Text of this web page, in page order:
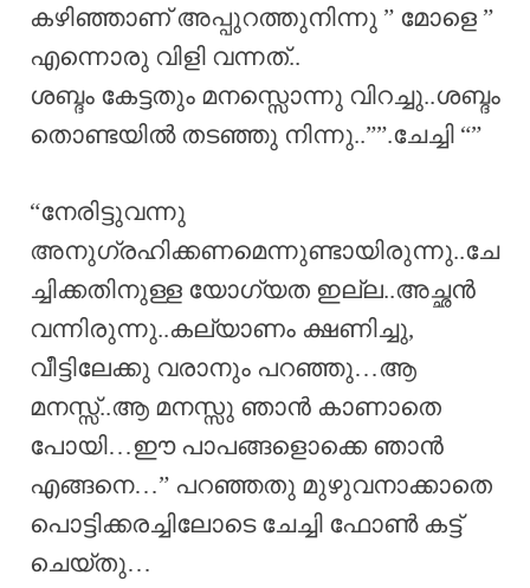
കഴിഞ്ഞാണ് അപ്പുറത്തുനിന്നു ” മോളെ ”
എന്നൊരു വിളി വന്നത്..
ശബ്ദം കേട്ടതും മനസ്സൊന്നു വിറച്ചു..ശബ്ദം
തൊണ്ടയിൽ തടഞ്ഞു നിന്നു..””.ചേച്ചി “”
“നേരിട്ടുവന്നു
അനുഗ്രഹിക്കണമെന്നുണ്ടായിരുന്നു..ചേ
ച്ചിക്കതിനുള്ള യോഗ്യത ഇല്ല..അച്ഛൻ
വന്നിരുന്നു..കല്യാണം ക്ഷണിച്ചു,
വീട്ടിലേക്കു വരാനും പറഞ്ഞു…ആ
മനസ്സ്..ആ മനസ്സു ഞാൻ കാണാതെ
പോയി…ഈ പാപങ്ങളൊക്കെ ഞാൻ
എങ്ങനെ…” പറഞ്ഞതു മുഴുവനാക്കാതെ
പൊട്ടിക്കരച്ചിലോടെ ചേച്ചി ഫോൺ കട്ട്
ചെയ്തു…